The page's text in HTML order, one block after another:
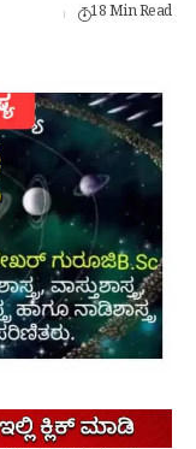
18 Min Read